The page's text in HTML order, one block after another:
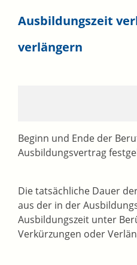
Ausbildungszeit
verlängern
Beginn und Ende der
Ausbildungsvertrag
Die tatsächliche Dauer
aus der in der
Ausbildungszeit unter
Verkürzungen oder